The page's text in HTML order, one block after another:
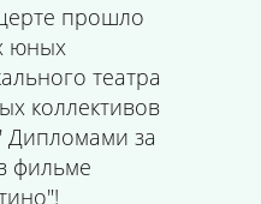
прошло
юных
театра
коллективов
Дипломами за
фильме